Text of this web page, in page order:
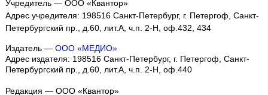
Учредитель — ООО «Квантор»
Адрес учредителя: 198516 Санкт-Петербург, г. Петергоф, Санкт-
Петербургский пр., д.60, лит.А, ч.п. 2-Н, оф.432, 434
Издатель — ООО «МЕДИО»
Адрес издателя: 198516 Санкт-Петербург, г. Петергоф, Санкт-
Петербургский пр., д.60, лит.А, ч.п. 2-Н, оф.440
Редакция — ООО «Квантор»